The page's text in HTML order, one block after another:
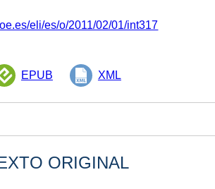
eli/es/o/2011/02/01/int317
EPUB XML
ORIGINAL